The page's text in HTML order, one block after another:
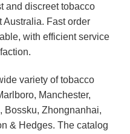
and discreet tobacco
Australia. Fast order
with efficient service
variety of tobacco
Manchester,
Bossku, Zhongnanhai,
& Hedges. The catalog